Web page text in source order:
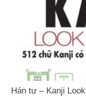
Hán tự – Kanji